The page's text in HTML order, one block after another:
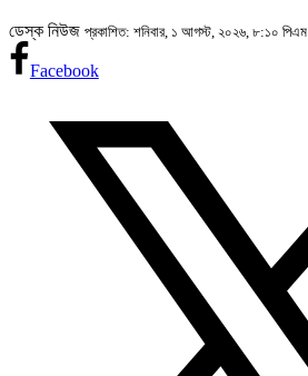
ডেস্ক নিউজ প্রকাশিত: শনিবার, ১ আগস্ট, ২০২৬, ৮:১০ পিএম
Facebook